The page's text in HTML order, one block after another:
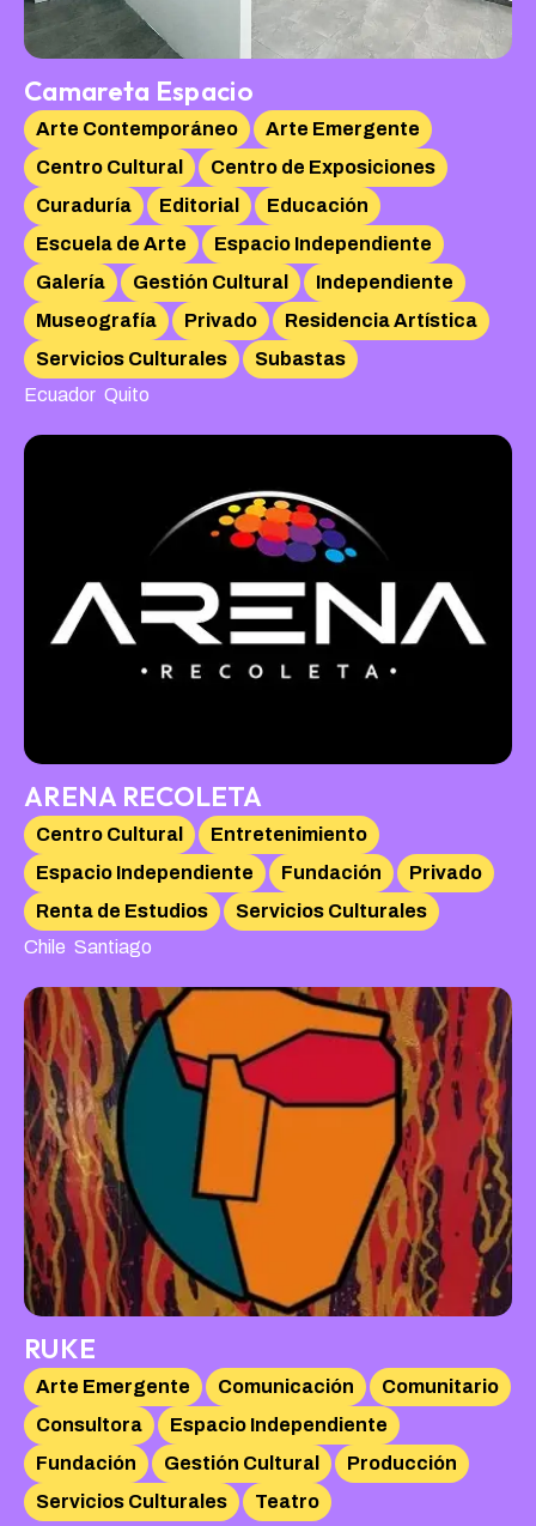
Camareta Espacio
Arte Contemporáneo
Arte Emergente
Centro Cultural
Centro de Exposiciones
Curaduría
Editorial
Educación
Escuela de Arte
Espacio Independiente
Galería
Gestión Cultural
Independiente
Museografía
Privado
Residencia Artística
Servicios Culturales
Subastas
Ecuador Quito
ARENA RECOLETA
Centro Cultural
Entretenimiento
Espacio Independiente
Fundación
Privado
Renta de Estudios
Servicios Culturales
Chile Santiago
RUKE
Arte Emergente Comunicación
Comunitario
Consultora
Espacio Independiente
Fundación
Gestión Cultural
Producción
Servicios Culturales
Teatro